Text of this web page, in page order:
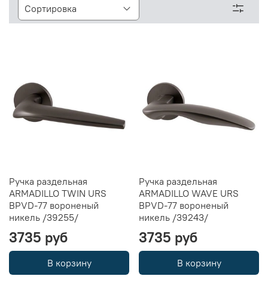
Ручка раздельная
ARMADILLO TWIN URS
BPVD-77 вороненый
никель /39255/
3735 руб
В корзину
Ручка раздельная
ARMADILLO WAVE URS
BPVD-77 вороненый
никель /39243/
3735 руб
В корзину